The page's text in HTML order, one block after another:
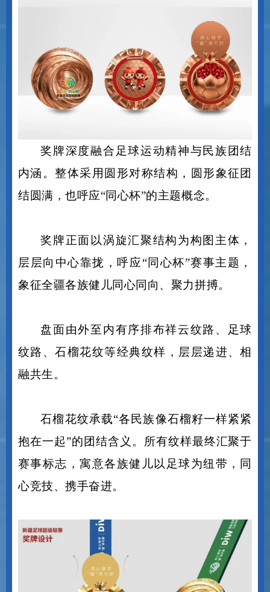
奖牌深度融合足球运动精神与民族团结
内涵。整体采用圆形对称结构，圆形象征团
奖牌正面以涡旋汇聚结构为构图主体，
层层向中心靠拢，呼应“同心杯”赛事主题，
盘面由外至内有序排布祥云纹路、足球
纹路、石榴花纹等经典纹样，层层递进、相
石榴花纹承载“各民族像石榴籽一样紧紧
抱在一起”的团结含义。所有纹样最终汇聚于
赛事标志，寓意各族健儿以足球为纽带，同